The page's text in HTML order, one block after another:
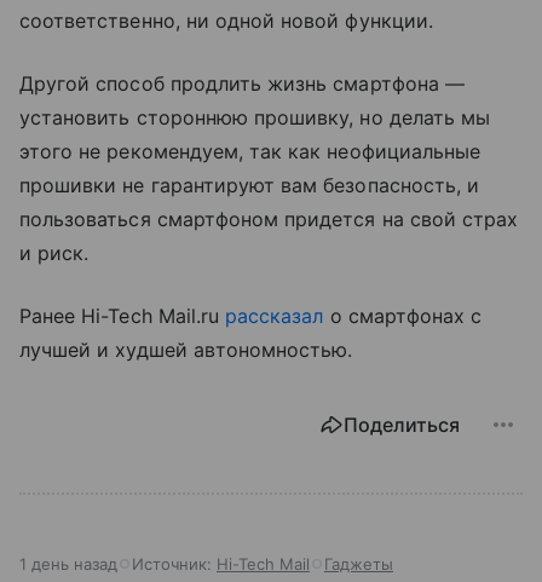
соответственно, ни одной новой функции.
Другой способ продлить жизнь смартфона —
установить стороннюю прошивку, но делать мы
этого не рекомендуем, так как неофициальные
прошивки не гарантируют вам безопасность, и
пользоваться смартфоном придется на свой страх
и риск.
Ранее Hi-Tech Mail.ru рассказал о смартфонах с
лучшей и худшей автономностью.
Поделиться
1 день назад Источник: Hi-Tech Mail Гаджеты